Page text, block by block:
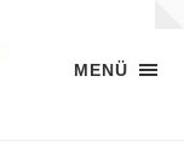
MENÜ